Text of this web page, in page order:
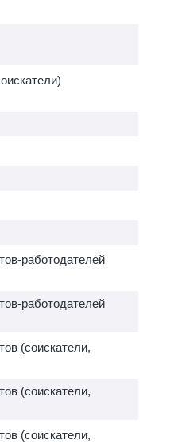
работодателей
работодателей
(соискатели,
(соискатели,
(соискатели,